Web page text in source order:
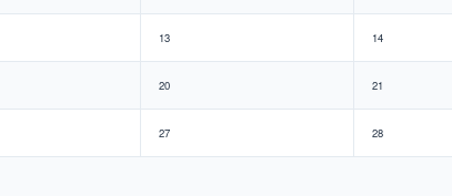
13 14
20 21
27 28